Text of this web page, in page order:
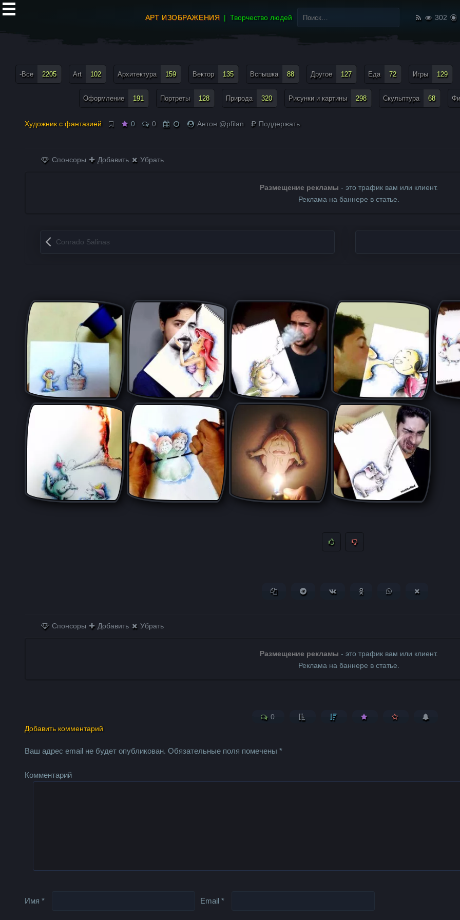
АРТ ИЗОБРАЖЕНИЯ Творчество людей
Найти:
302
-Все 2205 Art 102 Архитектура 159 Вектор 135 Вспышка 88 Другое 127 Еда 72 Игры 129
Оформление 191 Портреты 128 Природа 320 Рисунки и картины 298 Скульптура 68
Художник с фантазией 0 0 Антон @pfilan Поддержать
Спонсоры Добавить Убрать
Размещение рекламы - это трафик вам или клиент.
Реклама на баннере в статье.
Запись навигация
Conrado Salinas
Копировать ссылкуПоделиться в Telegram
Поделиться ВКонтакте
Поделиться вПоделиться в
Спонсоры Добавить Убрать
Размещение рекламы - это трафик вам или клиент.
Реклама на баннере в статье.
0
Добавить комментарий
Ваш адрес email не будет опубликован. Обязательные поля помечены*
Комментарий
Имя* Email*